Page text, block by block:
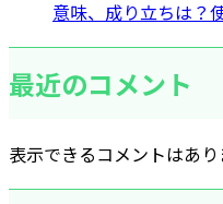
意味、成り立ちは？
最近のコメント
表示できるコメントはあり